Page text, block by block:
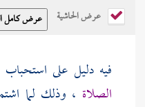
عرض الحاشية
فيه دليل على استحباب
الصلاة ، وذلك لما